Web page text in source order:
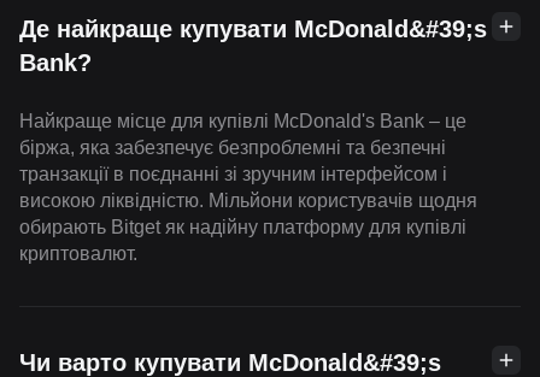
Де найкраще купувати McDonald&#39;s
Bank?
Найкраще місце для купівлі McDonald's Bank – це
біржа, яка забезпечує безпроблемні та безпечні
транзакції в поєднанні зі зручним інтерфейсом і
високою ліквідністю. Мільйони користувачів щодня
обирають Bitget як надійну платформу для купівлі
криптовалют.
Чи варто купувати McDonald&#39;s